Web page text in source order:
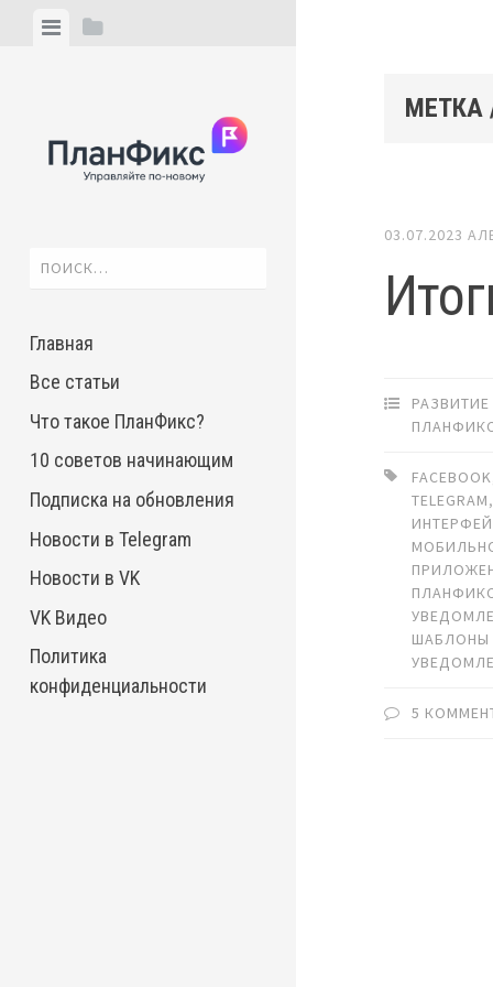
ViewView
Найти:
Главная
Все статьи
Что такое ПланФикс?
10 советов начинающим
Подписка на обновления
Новости в Telegram
Новости в VK
VK Видео
Политика
конфиденциальности
МЕТКА /
03.07.2023
РАЗВИТИЕ
FACEBOOK
TELEGRAM,
ШАБЛОНЫ
5